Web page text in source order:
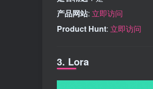
产品网站: 立即访问
Product Hunt: 立即访问
3. Lora